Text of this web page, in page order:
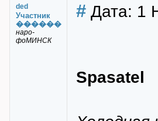
ded
Участник
������
наро-
фоМИНСК
# Дата: 1
Spasatel